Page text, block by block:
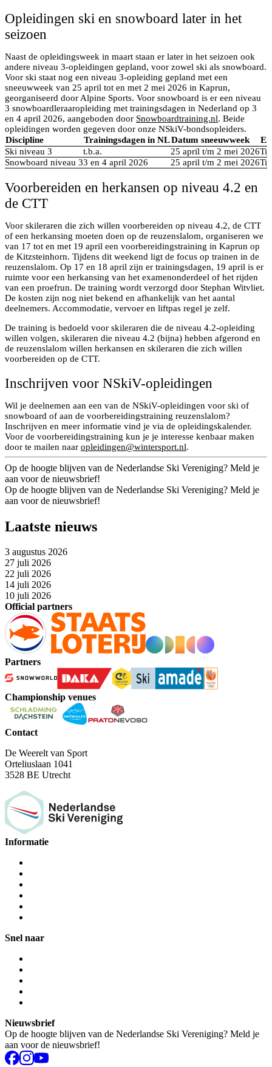
Opleidingen ski en snowboard later in het
seizoen
Naast de opleidingsweek in maart staan er later in het seizoen ook
andere niveau 3-opleidingen gepland, voor zowel ski als snowboard.
Voor ski staat nog een niveau 3-opleiding gepland met een
sneeuwweek van 25 april tot en met 2 mei 2026 in Kaprun,
georganiseerd door Alpine Sports. Voor snowboard is er een niveau
3 snowboardleraaropleiding met trainingsdagen in Nederland op 3
en 4 april 2026, aangeboden door Snowboardtraining.nl. Beide
opleidingen worden gegeven door onze NSkiV-bondsopleiders.
Discipline
Trainingsdagen in NLDatum sneeuwweek
Ski niveau 3
t.b.a. 25 april t/m 2 mei 2026
Snowboard niveau 33 en 4 april 2026 25 april t/m 2 mei 2026
Voorbereiden en herkansen op niveau 4.2 en
de CTT
Voor skileraren die zich willen voorbereiden op niveau 4.2, de CTT
of een herkansing moeten doen op de reuzenslalom, organiseren we
van 17 tot en met 19 april een voorbereidingstraining in Kaprun op
de Kitzsteinhorn. Tijdens dit weekend ligt de focus op trainen in de
reuzenslalom. Op 17 en 18 april zijn er trainingsdagen, 19 april is er
ruimte voor een herkansing van het examenonderdeel of het rijden
van een proefrun. De training wordt verzorgd door Stephan Witvliet.
De kosten zijn nog niet bekend en afhankelijk van het aantal
deelnemers. Accommodatie, vervoer en liftpas regel je zelf.
De training is bedoeld voor skileraren die de niveau 4.2-opleiding
willen volgen, skileraren die niveau 4.2 (bijna) hebben afgerond en
de reuzenslalom willen herkansen en skileraren die zich willen
voorbereiden op de CTT.
Inschrijven voor NSkiV-opleidingen
Wil je deelnemen aan een van de NSkiV-opleidingen voor ski of
snowboard of aan de voorbereidingstraining reuzenslalom?
Inschrijven en meer informatie vind je via de opleidingskalender.
Voor de voorbereidingstraining kun je je interesse kenbaar maken
door te mailen naar opleidingen@wintersport.nl.
Op de hoogte blijven van de Nederlandse Ski Vereniging? Meld je
aan voor de nieuwsbrief!
Op de hoogte blijven van de Nederlandse Ski Vereniging? Meld je
aan voor de nieuwsbrief!
Laatste nieuws
3 augustus 2026
27 juli 2026
22 juli 2026
14 juli 2026
10 juli 2026
Official partners
Partners
Championship venues
Contact
De Weerelt van Sport
Orteliuslaan 1041
3528 BE Utrecht
Informatie
Snel naar
Nieuwsbrief
Op de hoogte blijven van de Nederlandse Ski Vereniging? Meld je
aan voor de nieuwsbrief!